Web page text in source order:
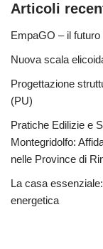
Articoli
EmpaGO – il
Nuova scala
Progettazione
(PU)
Pratiche Edilizie e
Montegridolfo:
nelle Province di
La casa
energetica